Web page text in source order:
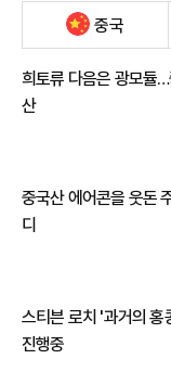
중국
희토류 다음은 광모듈
산
중국산 에어콘을 웃돈
디
스티븐 로치 '과거의
진행중